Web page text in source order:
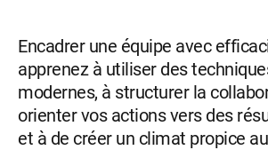
Encadrer une équipe avec
apprenez à utiliser des
modernes, à structurer la
orienter vos actions vers des
et à de créer un climat propice